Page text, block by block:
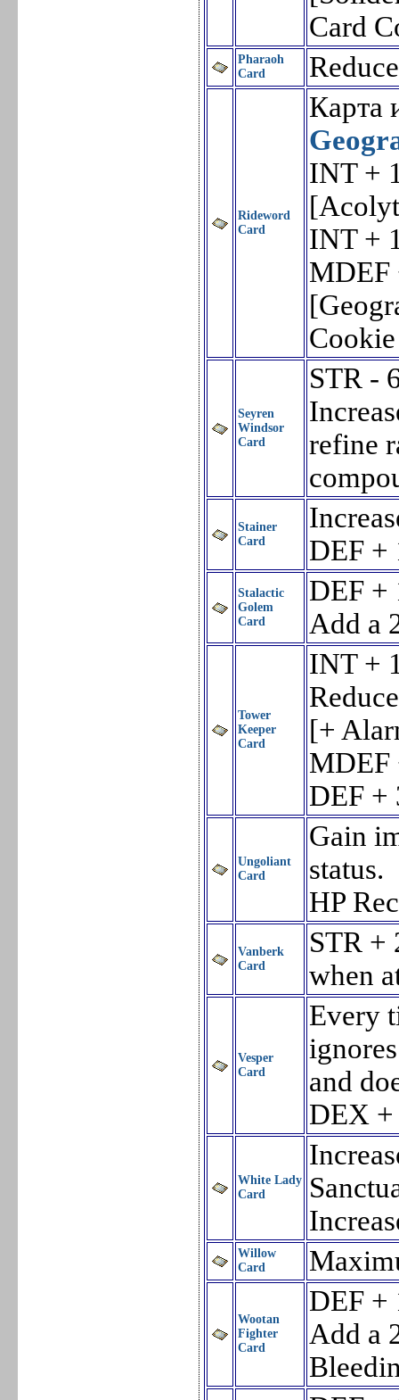
Card
Pharaoh
Card
Rideword
Card
Карта
INT +
INT +
MDEF
Seyren
Windsor
Card
STR -
refine
Stainer
Card
DEF +
Stalactic
Golem
Card
DEF +
Add a
Tower
Keeper
Card
INT +
[+
MDEF
DEF +
Ungoliant
Card
Gain
status.
HP
Vanberk
Card
STR +
when
Vesper
Card
Every
and
DEX +
White Lady
Card
Willow
Card
Wootan
Fighter
Card
DEF +
Add a